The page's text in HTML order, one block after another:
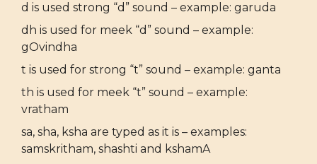
d is used strong “d” sound – example: garuda
dh is used for meek “d” sound – example:
gOvindha
t is used for strong “t” sound – example: ganta
th is used for meek “t” sound – example:
vratham
sa, sha, ksha are typed as it is – examples:
samskritham, shashti and kshamA